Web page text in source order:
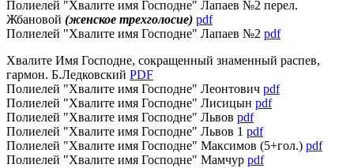
Полиелей "Хвалите имя Господне" Лапаев №2 перел.
Жбановой (женское трехголосие) pdf
Полиелей "Хвалите имя Господне" Лапаев №2 pdf
Хвалите Имя Господне, сокращенный знаменный распев,
гармон. Б.Ледковский PDF
Полиелей "Хвалите имя Господне" Леонтович pdf
Полиелей "Хвалите имя Господне" Лисицын pdf
Полиелей "Хвалите имя Господне" Львов pdf
Полиелей "Хвалите имя Господне" Львов 1 pdf
Полиелей "Хвалите имя Господне" Максимов (5+гол.) pdf
Полиелей "Хвалите имя Господне" Мамчур pdf